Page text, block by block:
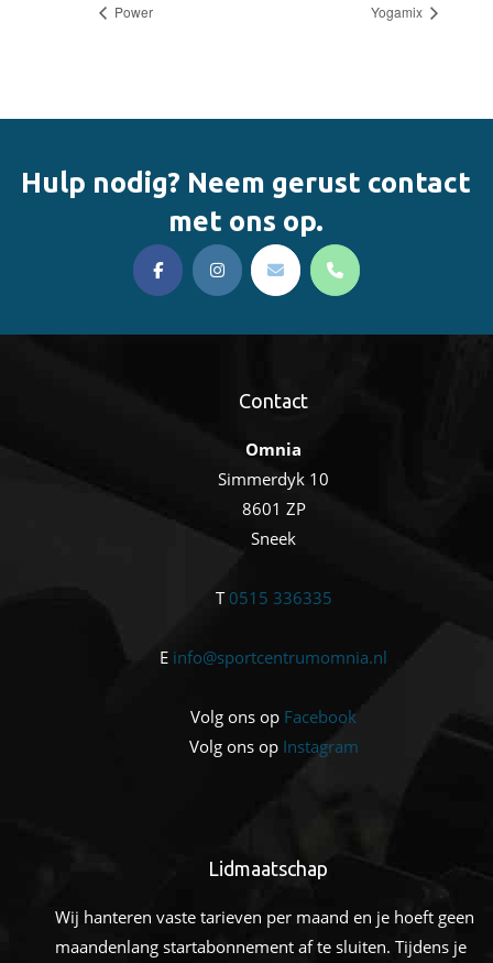
Power Yogamix
Hulp nodig? Neem gerust contact
met ons op.
Contact
Omnia
Simmerdyk 10
8601 ZP
Sneek
T0515 336335
E info@sportcentrumomnia.nl
Volg ons op Facebook
Volg ons op Instagram
Lidmaatschap
Wij hanteren vaste tarieven per maand en je hoeft geen
maandenlang startabonnement af te sluiten. Tijdens je